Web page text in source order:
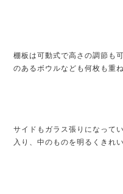
棚板は可動式で高さの調節も
のあるボウルなども何枚も重
サイドもガラス張りになって
入り、中のものを明るくきれ